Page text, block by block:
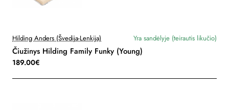
Hilding Anders (Švedija-Lenkija) Yra sandėlyje (teirautis likučio)
Čiužinys Hilding Family Funky (Young)
189.00€